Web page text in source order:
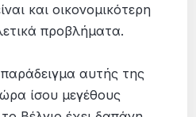
και οικονομικότερη
προβλήματα.
αυτής της
ίσου μεγέθους